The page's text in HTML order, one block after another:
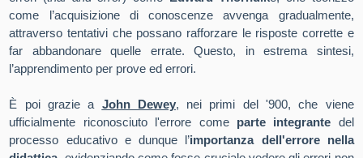
come l’acquisizione di conoscenze avvenga gradualmente,
attraverso tentativi che possano rafforzare le risposte corrette e
far abbandonare quelle errate. Questo, in estrema sintesi,
l’apprendimento per prove ed errori.
È poi grazie a John Dewey, nei primi del '900, che viene
ufficialmente riconosciuto l'errore come parte integrante del
processo educativo e dunque l’importanza dell'errore nella